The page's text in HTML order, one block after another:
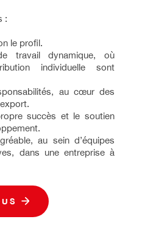
:
le profil.
travail dynamique, où
individuelle sont
au cœur des
succès et le soutien
au sein d’équipes
dans une entreprise à